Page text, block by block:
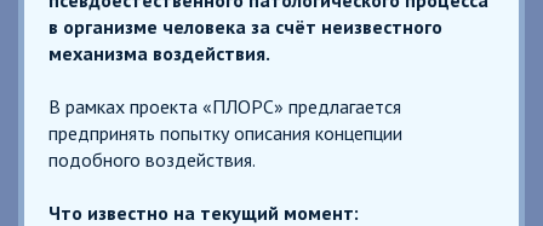
в организме человека за счёт неизвестного
механизма воздействия.
В рамках проекта «ПЛОРС» предлагается
предпринять попытку описания концепции
подобного воздействия.
Что известно на текущий момент: